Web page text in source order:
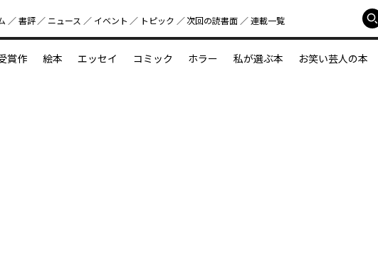
好書好日
書評 ニュース イベント トピック 次回の読書⾯ 連載一覧
賞作 絵本 エッセイ コミック ホラー 私が選ぶ本 お笑い芸人の本